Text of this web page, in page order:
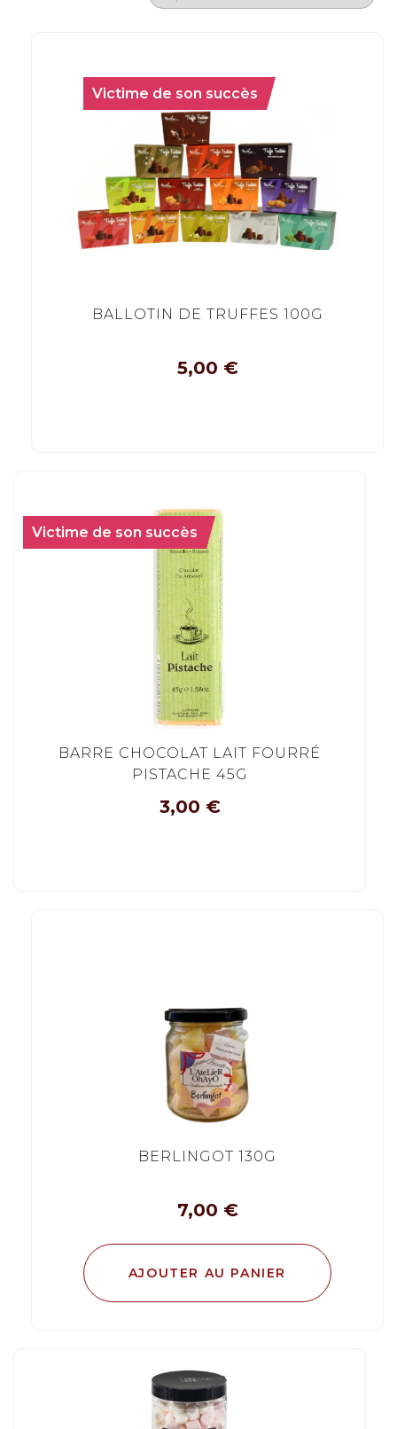
Victime de son succès
BALLOTIN DE TRUFFES 100G
5,00 €
Victime de son succès
BARRE CHOCOLAT LAIT FOURRÉ
PISTACHE 45G
3,00 €
BERLINGOT 130G
7,00 €
AJOUTER AU PANIER